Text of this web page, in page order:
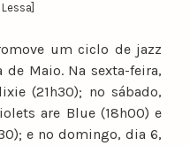
um ciclo de jazz
Maio. Na sexta-feira,
(21h30); no sábado,
are Blue (18h00) e
e no domingo, dia 6,